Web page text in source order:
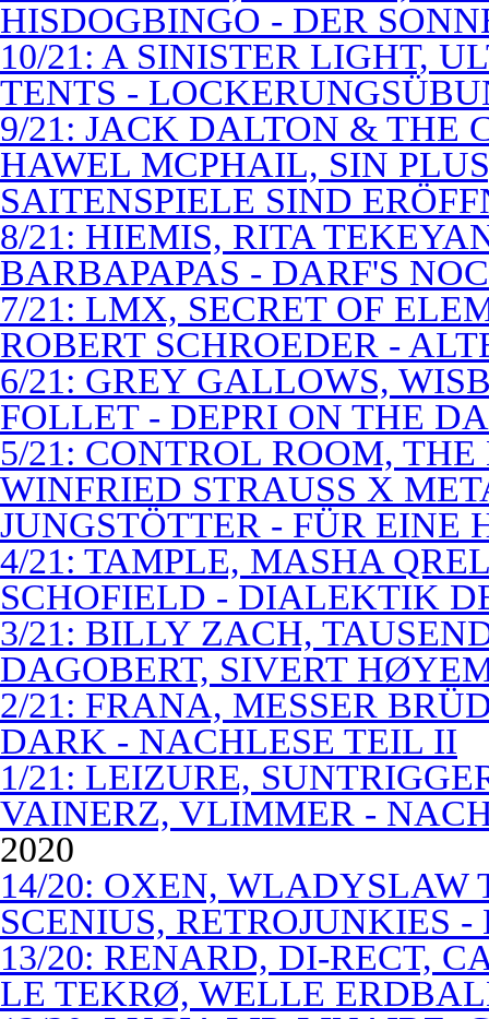
HISDOGBINGO - DER
10/21: A SINISTER LIGHT,
TENTS -
9/21: JACK DALTON & THE
HAWEL MCPHAIL, SIN
SAITENSPIELE SIND
8/21: HIEMIS, RITA
BARBAPAPAS - DARF'S
7/21: LMX, SECRET OF
ROBERT SCHROEDER -
6/21: GREY GALLOWS,
FOLLET - DEPRI ON THE
5/21: CONTROL ROOM,
WINFRIED STRAUSS X
JUNGSTÖTTER - FÜR EINE
4/21: TAMPLE, MASHA
SCHOFIELD - DIALEKTIK
3/21: BILLY ZACH,
DAGOBERT, SIVERT
2/21: FRANA, MESSER
DARK - NACHLESE TEIL II
1/21: LEIZURE,
VAINERZ, VLIMMER -
2020
14/20: OXEN, WLADYSLAW
SCENIUS, RETROJUNKIES
13/20: RENARD, DI-RECT,
LE TEKRØ, WELLE